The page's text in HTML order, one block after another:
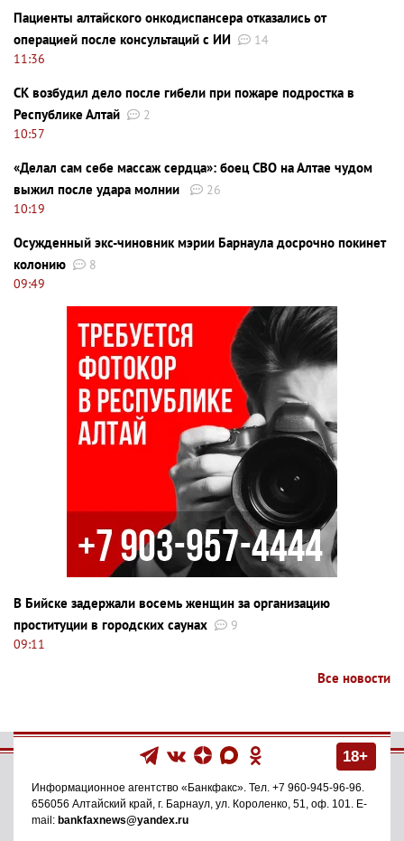
Пациенты алтайского онкодиспансера отказались от
операцией после консультаций с ИИ
14
11:36
СК возбудил дело после гибели при пожаре подростка в
Республике Алтай
2
10:57
«Делал сам себе массаж сердца»: боец СВО на Алтае чудом
выжил после удара молнии
26
10:19
Осужденный экс-чиновник мэрии Барнаула досрочно покинет
колонию
8
09:49
В Бийске задержали восемь женщин за организацию
проституции в городских саунах
9
09:11
Все новости
18+
Информационное агентство «Банкфакс» . Тел. +7 960-945-96-96
656056 Алтайский край, г. Барнаул ул. Короленко, 51, оф. 101
. E-
mail: bankfaxnews@yandex.ru